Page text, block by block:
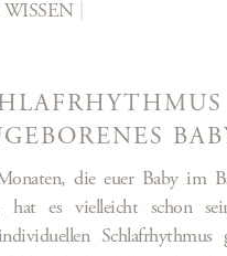
die euer Baby im
hat es vielleicht schon
Schlafrhythmus